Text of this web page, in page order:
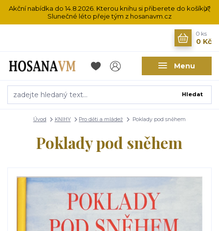
Akční nabídka do 14.8.2026. Kterou knihu si přiberete do košíku?
Slunečné léto přeje tým z hosanavm.cz
Menu
Hledat
0 ks
0 Kč
Úvod KNIHY Pro děti a mládež Poklady pod sněhem
Poklady pod sněhem